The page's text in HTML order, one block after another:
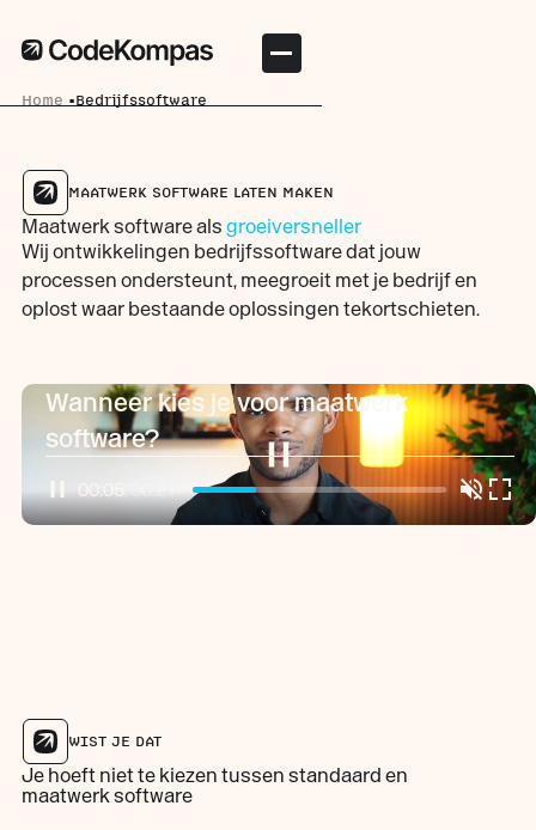
Home Bedrijfssoftware
MAATWERK SOFTWARE LATEN MAKEN
Maatwerk software als groeiversneller
Wij ontwikkelingen bedrijfssoftware dat jouw
processen ondersteunt, meegroeit met je bedrijf en
oplost waar bestaande oplossingen tekortschieten.
Wanneer kies je voor maatwerk
software?
00:06
WIST JE DAT
Je hoeft niet te kiezen tussen standaard en
maatwerk software